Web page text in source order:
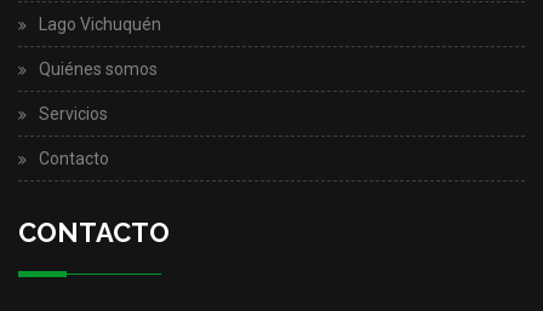
Lago Vichuquén
Quiénes somos
Servicios
Contacto
CONTACTO